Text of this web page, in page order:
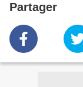
Partager